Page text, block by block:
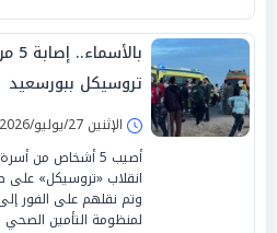
تروسيكل ببورسعيد
الإثنين 27/يوليو/2026 - 04:26 م
أصيب 5 أشخاص من
انقلاب «تروسيكل» على
لمنظومة التأمين الصحي